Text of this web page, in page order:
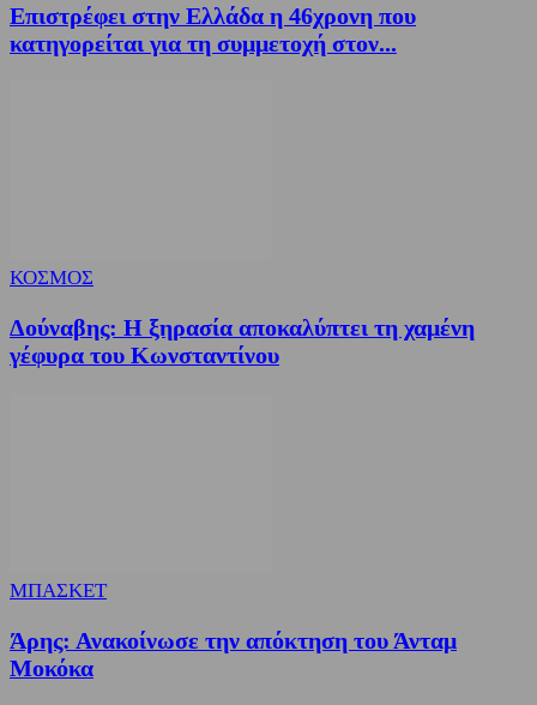
Επιστρέφει στην Ελλάδα η 46χρονη που
κατηγορείται για τη συμμετοχή στον...
ΚΟΣΜΟΣ
Δούναβης: Η ξηρασία αποκαλύπτει τη χαμένη
γέφυρα του Κωνσταντίνου
ΜΠΑΣΚΕΤ
Άρης: Ανακοίνωσε την απόκτηση του Άνταμ
Μοκόκα